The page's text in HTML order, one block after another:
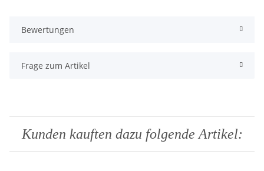
Bewertungen
Frage zum Artikel
Kunden kauften dazu folgende Artikel: